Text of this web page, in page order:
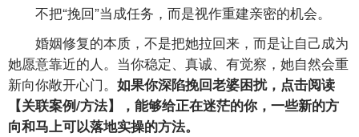
不把“挽回”当成任务，而是视作重建亲密的机会。
婚姻修复的本质，不是把她拉回来，而是让自己成为
她愿意靠近的人。当你稳定、真诚、有觉察，她自然会重
新向你敞开心门。 如果你深陷挽回老婆困扰，点击阅读
【关联案例/方法】，能够给正在迷茫的你，一些新的方
向和马上可以落地实操的方法。